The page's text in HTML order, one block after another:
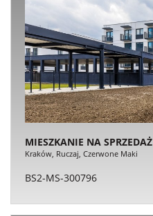
MIESZKANIE NA SPRZEDAŻ
Kraków, Ruczaj, Czerwone Maki
BS2-MS-300796